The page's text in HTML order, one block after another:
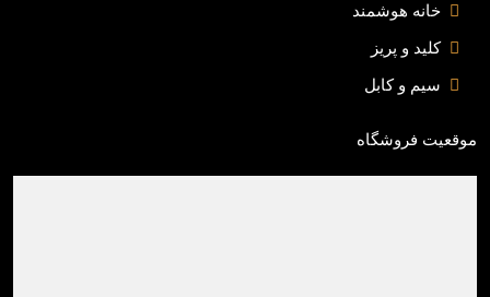
خانه هوشمند
کلید و پریز
سیم و کابل
موقعیت فروشگاه